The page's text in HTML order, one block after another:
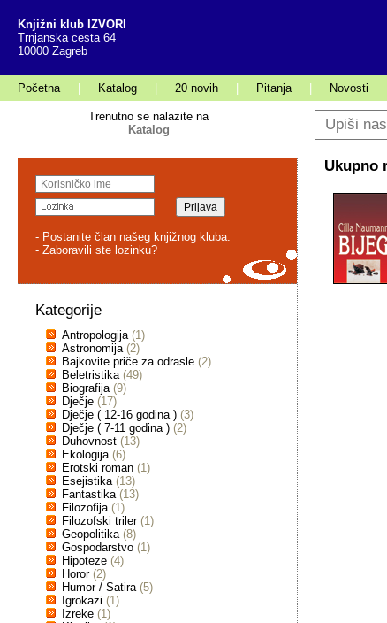
Knjižni klub IZVORI
Trnjanska cesta 64
10000 Zagreb
Početna Katalog 20 novih Pitanja Novosti
Trenutno se nalazite na
Katalog
- Postanite član našeg knjižnog kluba.
- Zaboravili ste lozinku?
Kategorije
Antropologija (1)
Astronomija (2)
Bajkovite priče za odrasle (2)
Beletristika (49)
Biografija (9)
Dječje (17)
Dječje ( 12-16 godina ) (3)
Dječje ( 7-11 godina ) (2)
Duhovnost (13)
Ekologija (6)
Erotski roman (1)
Esejistika (13)
Fantastika (13)
Filozofija (1)
Filozofski triler (1)
Geopolitika (8)
Gospodarstvo (1)
Hipoteze (4)
Horor (2)
Humor / Satira (5)
Igrokazi (1)
Izreke (1)
Ukupno